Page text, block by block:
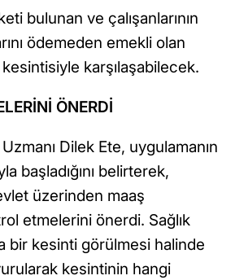
bulunan ve çalışanlarının
ödemeden emekli olan
karşılaşabilecek.
ÖNERDİ
Dilek Ete, uygulamanın
başladığını belirterek,
üzerinden maaş
etmelerini önerdi. Sağlık
bir kesinti görülmesi halinde
kesintinin hangi